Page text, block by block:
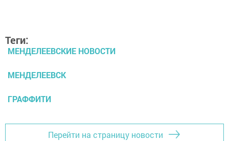
Теги:
МЕНДЕЛЕЕВСКИЕ НОВОСТИ
МЕНДЕЛЕЕВСК
ГРАФФИТИ
Перейти на страницу новости